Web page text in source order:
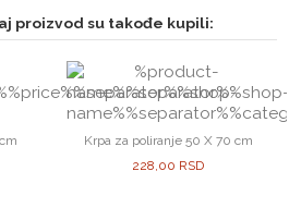
proizvod su takođe kupili:
Krpa za poliranje 50 X 70 cm
228,00 RSD